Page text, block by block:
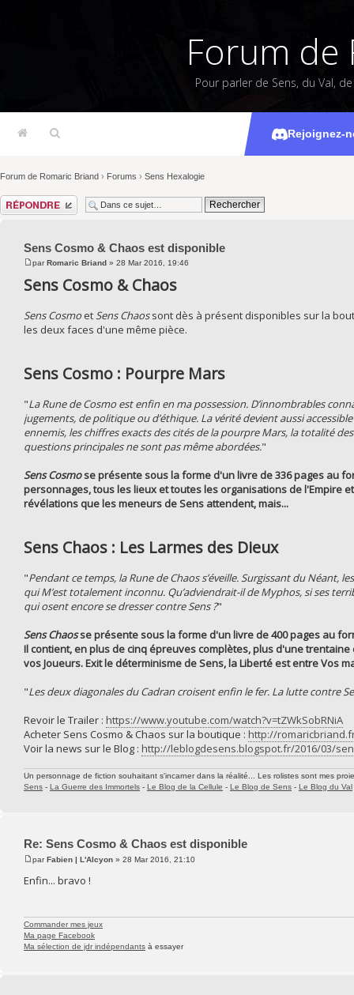
Forum de
Pour parler de Sens, du Val,
Rejoignez-
Sens
Forum de Romaric Briand › Forums › Sens Hexalogie
Répondre
Sens Cosmo & Chaos est disponible
parRomaric Briand » 28 Mar 2016, 19:46
Sens Cosmo & Chaos
Sens Cosmo et Sens Chaossont dès à présent disponibles sur la
les deux faces d'une même pièce.
Sens Cosmo : Pourpre Mars
"La Rune de Cosmo est enfin en ma possession. D’innombrables
jugements, de politique ou d’éthique. La vérité devient aussi
ennemis, les chiffres exacts des cités de la pourpre Mars, la totalité
questions principales ne sont pas même abordées."
Sens Cosmose présente sous la forme d'un livre de 336 pages au
personnages, tous les lieux et toutes les organisations de l'Empire
révélations que les meneurs de Sens attendent, mais...
Sens Chaos : Les Larmes des Dieux
"Pendant ce temps, la Rune de Chaos s’éveille. Surgissant du Néant,
qui M’est totalement inconnu. Qu’adviendrait-il de Myphos, si ses
qui osent encore se dresser contre Sens ?"
Sens Chaosse présente sous la forme d'un livre de 400 pages au
Il contient, en plus de cinq épreuves complètes, plus d'une
vos Joueurs. Exit le déterminisme de Sens, la Liberté est entre Vos
"Les deux diagonales du Cadran croisent enfin le fer. La lutte contre
Revoir le Trailer : https://www.youtube.com/watch?v=tZWkSobRNiA
Acheter Sens Cosmo & Chaos sur la boutique : http://
Voir la news sur le Blog : http://leblogdesens.blogspot.fr/2016/03/
Un personnage de fiction souhaitant s'incarner dans la réalité... Les rolistes sont mes
Sens - La Guerre des Immortels - Le Blog de la Cellule - Le Blog de Sens - Le Blog du Val
Re: Sens Cosmo & Chaos est disponible
parFabien | L'Alcyon » 28 Mar 2016, 21:10
Enfin... bravo !
Commander mes jeux
Ma page Facebook
Ma sélection de jdr indépendants à essayer